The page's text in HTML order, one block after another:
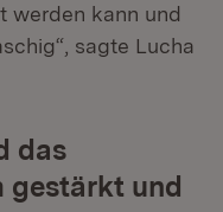
werden kann und
sagte Lucha
das
gestärkt und